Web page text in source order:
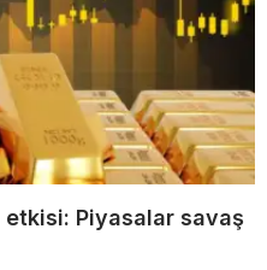
Piyasalar savaş